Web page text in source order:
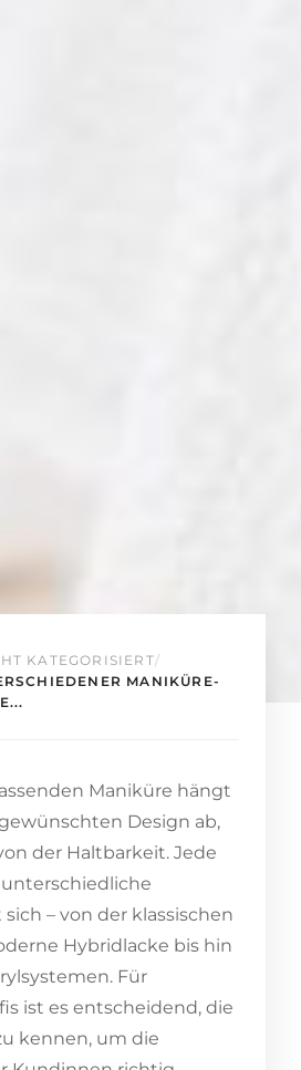
KATEGORISIERT/
MANIKÜRE-
Maniküre hängt
Design ab,
der Haltbarkeit. Jede
– von der klassischen
Hybridlacke bis hin
Für
ist es entscheidend, die
kennen, um die